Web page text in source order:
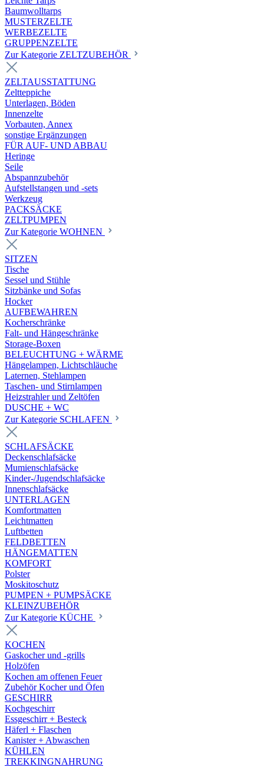
Baumwolltarps
MUSTERZELTE
WERBEZELTE
GRUPPENZELTE
Zur Kategorie ZELTZUBEHÖR
ZELTAUSSTATTUNG
Zeltteppiche
Unterlagen, Böden
Innenzelte
Vorbauten, Annex
sonstige Ergänzungen
FÜR AUF- UND ABBAU
Heringe
Seile
Abspannzubehör
Aufstellstangen und -sets
Werkzeug
PACKSÄCKE
ZELTPUMPEN
Zur Kategorie WOHNEN
SITZEN
Tische
Sessel und Stühle
Sitzbänke und Sofas
Hocker
AUFBEWAHREN
Kocherschränke
Falt- und Hängeschränke
Storage-Boxen
BELEUCHTUNG + WÄRME
Hängelampen, Lichtschläuche
Laternen, Stehlampen
Taschen- und Stirnlampen
Heizstrahler und Zeltöfen
DUSCHE + WC
Zur Kategorie SCHLAFEN
SCHLAFSÄCKE
Deckenschlafsäcke
Mumienschlafsäcke
Kinder-/Jugendschlafsäcke
Innenschlafsäcke
UNTERLAGEN
Komfortmatten
Leichtmatten
Luftbetten
FELDBETTEN
HÄNGEMATTEN
KOMFORT
Polster
Moskitoschutz
PUMPEN + PUMPSÄCKE
KLEINZUBEHÖR
Zur Kategorie KÜCHE
KOCHEN
Gaskocher und -grills
Holzöfen
Kochen am offenen Feuer
Zubehör Kocher und Öfen
GESCHIRR
Kochgeschirr
Essgeschirr + Besteck
Häferl + Flaschen
Kanister + Abwaschen
KÜHLEN
TREKKINGNAHRUNG